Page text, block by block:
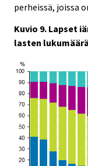
perheissä, joissa
Kuvio 9. Lapset
lasten